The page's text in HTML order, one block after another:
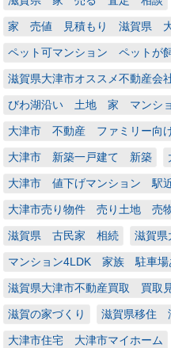
家 売値 見積もり 滋賀県
ペット可マンション ペットが
滋賀県大津市オススメ不動産会
びわ湖沿い 土地 家 マンシ
大津市 不動産 ファミリー向
大津市 新築一戸建て 新築
大津市 値下げマンション 駅
大津市売り物件 売り土地 売
滋賀県 古民家 相続 滋賀
マンション4LDK 家族 駐車場
滋賀県大津市不動産買取 買取
滋賀の家づくり 滋賀県移住
大津市住宅 大津市マイホーム